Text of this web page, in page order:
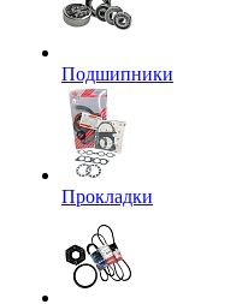
Подшипники
Прокладки